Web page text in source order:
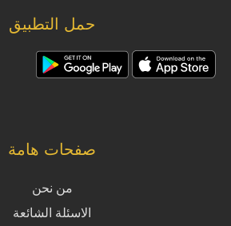
حمل التطبيق
صفحات هامة
من نحن
الاسئلة الشائعة